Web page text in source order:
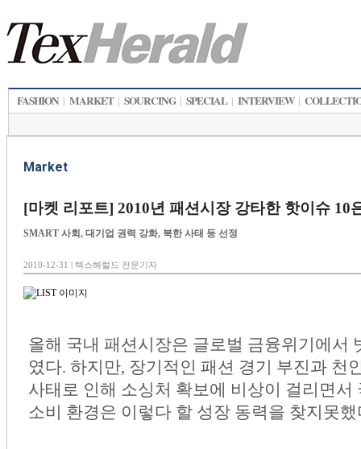
FASHION | MARKET | SOURCING | SPECIAL | INTERVIEW |
Market
[마켓 리포트] 2010년 패션시장 강타한 핫이슈 10
SMART 사회, 대기업 권력 강화, 북한 사태 등 선정
2010-12-31 | 텍스헤럴드 전문기자
올해 국내 패션시장은 글로벌 금융위기에서
였다. 하지만, 장기적인 패션 경기 부진과 천
사태로 인해 소싱처 확보에 비상이 걸리면
소비 환경은 이렇다 할 성장 동력을 찾지못했